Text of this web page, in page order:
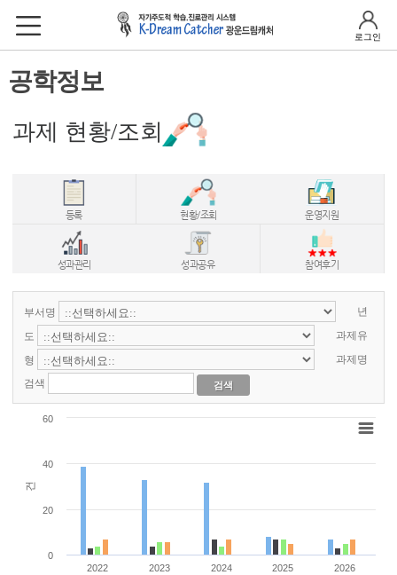
로그인
공학정보
과제 현황/조회
등록 현황/조회 운영지원
성과관리 성과공유 참여후기
부서명
년
도
과제유
형
과제명
검색
검색
The chart has 1 X axis displaying categories.
The chart has 1 Y axis displaying 건. Range: 0 to 60.
건
2022 2023 2024 2025 2026
0
20
40
60